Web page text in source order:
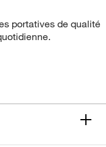
portatives de qualité